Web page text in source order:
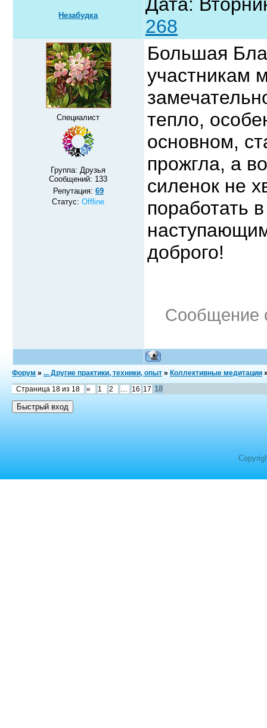
Незабудка
268
Специалист
Группа: Друзья
Сообщений: 133
Репутация: 69
Статус:Offline
Большая
участникам
тепло,
основном,
прожгла, а
силенок не
поработать
доброго!
Сообщение
Форум » ... Другие практики, техники, опыт » Коллективные медитации
Страница 18 из 18 « 1 2 16 17 18